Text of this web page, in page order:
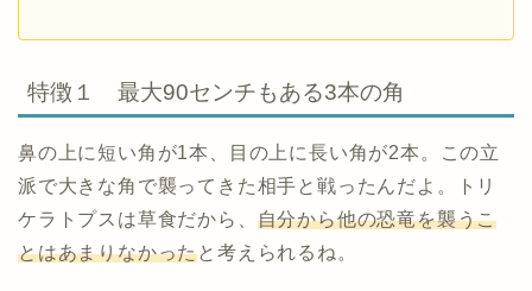
特徴１ 最大90センチもある3本の角
鼻の上に短い角が1本、目の上に長い角が2本。この立
派で大きな角で襲ってきた相手と戦ったんだよ。トリ
ケラトプスは草食だから、 自分から他の恐竜を襲うこ
とはあまりなかったと考えられるね。